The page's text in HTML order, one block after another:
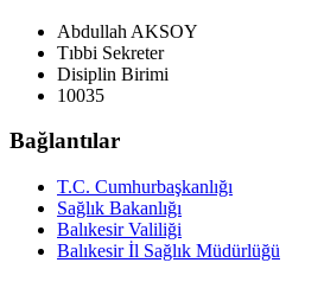
Abdullah AKSOY
Tıbbi Sekreter
Disiplin Birimi
10035
Bağlantılar
T.C. Cumhurbaşkanlığı
Sağlık Bakanlığı
Balıkesir Valiliği
Balıkesir İl Sağlık Müdürlüğü